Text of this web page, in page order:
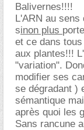
Balivernes!!!!
L'ARN au
sinon plus
et ce dans
aux plantes!!!
"variation".
modifier ses
se dégradant )
sémantique
après quoi les
Sans rancune